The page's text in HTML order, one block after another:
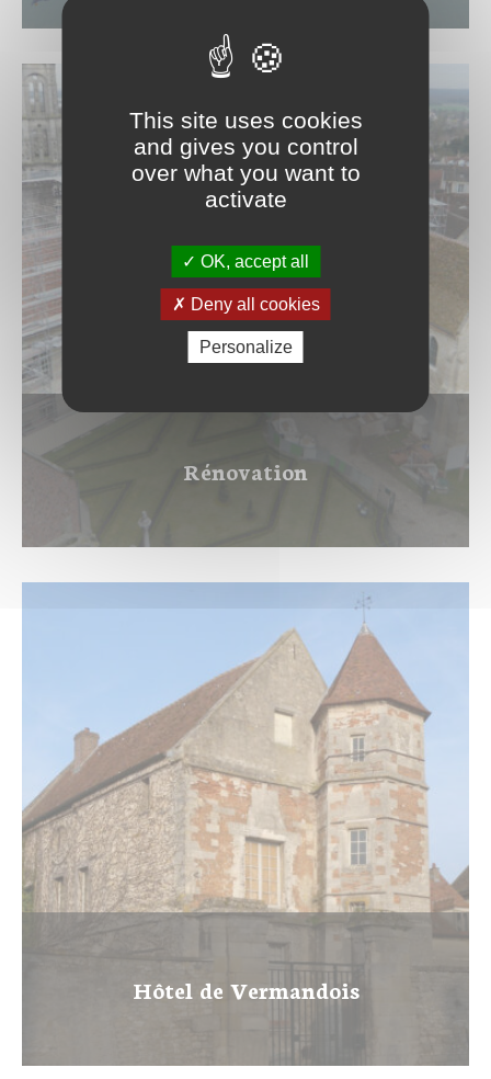
Rénovation
Hôtel de Vermandois
This site uses cookies
and gives you control
over what you want to
activate
OK, accept all
Deny all cookies
Personalize